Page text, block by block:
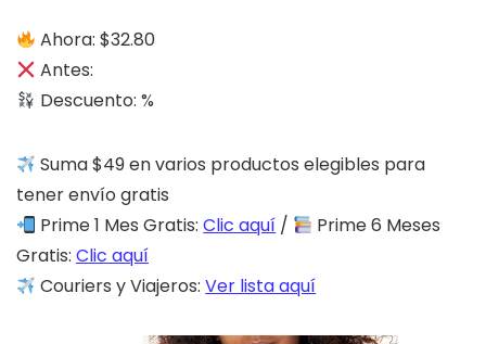
Ahora: $32.80
Antes:
Descuento: %
Suma $49 en varios productos elegibles para
tener envío gratis
Prime 1 Mes Gratis:Clic aquí /
Prime 6 Meses
Gratis: Clic aquí
Couriers y Viajeros:Ver lista aquí